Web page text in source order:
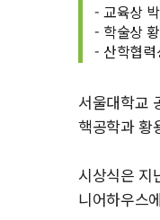
- 교육상
- 학술상
- 산학협
서울대학교
핵공학과 황
시상식은 지
니어하우스